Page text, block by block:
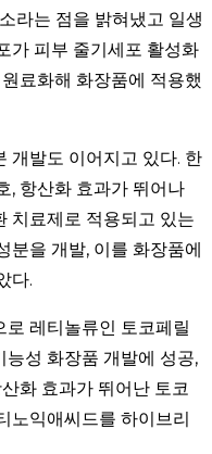
라는 점을 밝혀냈고 일생
가 피부 줄기세포 활성화
료화해 화장품에 적용했
개발도 이어지고 있다. 한
, 항산화 효과가 뛰어나
치료제로 적용되고 있는
분을 개발, 이를 화장품에
다.
레티놀류인 토코페릴
성 화장품 개발에 성공,
화 효과가 뛰어난 토코
노익애씨드를 하이브리